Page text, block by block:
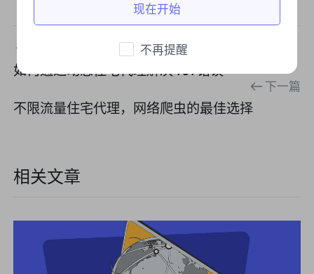
如何通过动态住宅代理解决407错误
下一篇
不限流量住宅代理，网络爬虫的最佳选择
相关文章
现在开始
不再提醒